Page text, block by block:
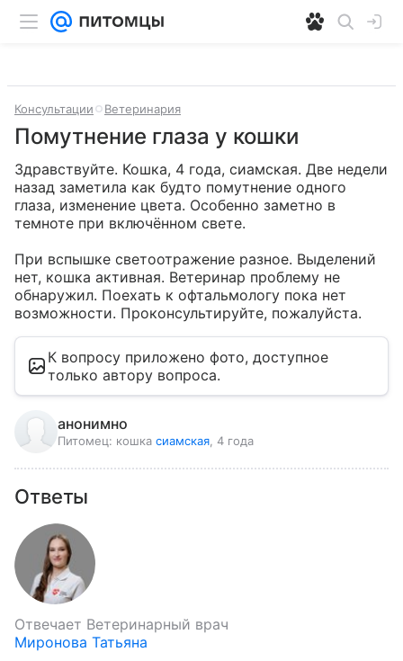
Консультации Ветеринария
Помутнение глаза у кошки
Здравствуйте. Кошка, 4 года, сиамская. Две недели
назад заметила как будто помутнение одного
глаза, изменение цвета. Особенно заметно в
темноте при включённом свете.
При вспышке светоотражение разное. Выделений
нет, кошка активная. Ветеринар проблему не
обнаружил. Поехать к офтальмологу пока нет
возможности. Проконсультируйте, пожалуйста.
К вопросу приложено фото, доступное
только автору вопроса.
анонимно
Питомец: кошка сиамская , 4 года
Ответы
Отвечает Ветеринарный врач
Миронова Татьяна